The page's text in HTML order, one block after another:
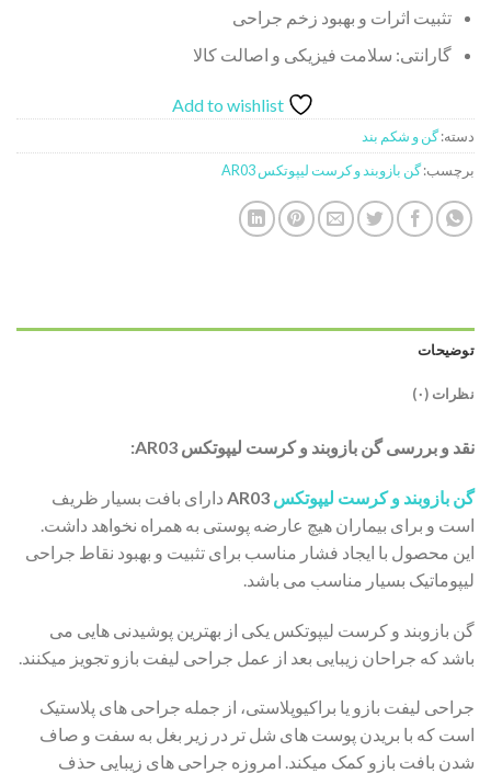
تثبیت اثرات و بهبود زخم جراحی
گارانتی: سلامت فیزیکی و اصالت کالا
Add to wishlist
دسته:گن و شکم بند
برچسب:گن بازوبند و کرست لیپوتکس AR03
توضیحات
نظرات (۰)
نقد و بررسی گن بازوبند و کرست لیپوتکس AR03:
گن بازوبند و کرست لیپوتکس
دارای بافت بسیار ظریف
است و برای بیماران هیچ عارضه پوستی به همراه نخواهد داشت.
این محصول با ایجاد فشار مناسب برای تثبیت و بهبود نقاط جراحی
لیپوماتیک بسیار مناسب می باشد.
گن بازوبند و کرست لیپوتکس یکی از بهترین پوشیدنی هایی می
باشد که جراحان زیبایی بعد از عمل جراحی لیفت بازو تجویز میکنند.
جراحی لیفت بازو یا براکیوپلاستی، از جمله جراحی های پلاستیک
است که با بریدن پوست های شل تر در زیر بغل به سفت و صاف
شدن بافت بازو کمک میکند. امروزه جراحی های زیبایی حذف